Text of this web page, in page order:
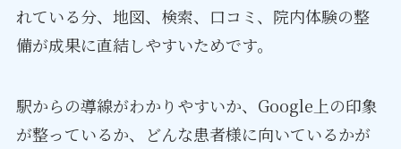
れている分、地図、検索、口コミ、院内体験の整
備が成果に直結しやすいためです。
駅からの導線がわかりやすいか、Google上の印象
が整っているか、どんな患者様に向いているかが